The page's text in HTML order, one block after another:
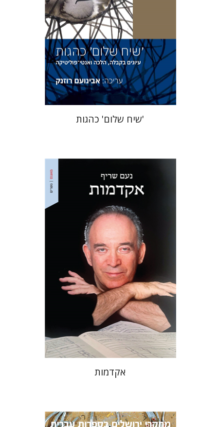
הנחת אתר ספר מודפס
$46
$41
'שיח שלום' כהגות
נעם שריף
מתן חרמוני
הנחת אתר ספר מודפס
$35
$32
אקדמות